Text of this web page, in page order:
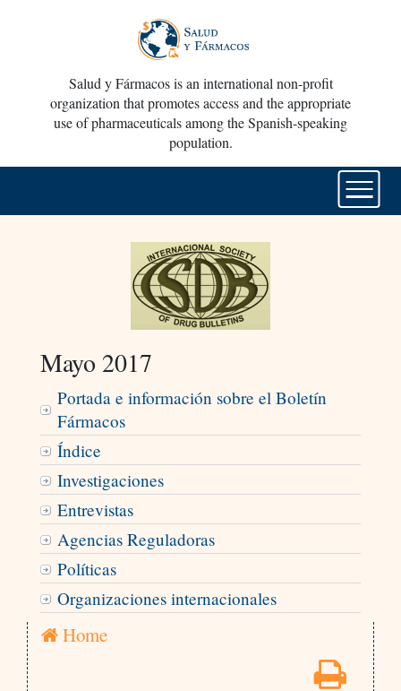
Salud y Fármacos is an international non-profit
organization that promotes access and the appropriate
use of pharmaceuticals among the Spanish-speaking
population.
Mayo 2017
Portada e información sobre el Boletín
Fármacos
Índice
Investigaciones
Entrevistas
Agencias Reguladoras
Políticas
Organizaciones internacionales
Home